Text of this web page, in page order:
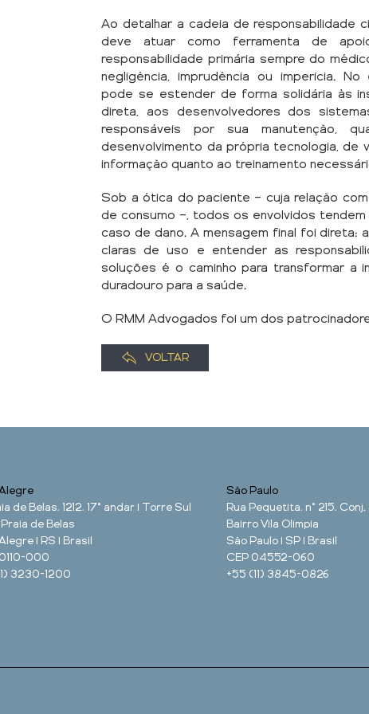
Ao detalhar a cadeia de responsabilidade
deve atuar como ferramenta de
responsabilidade primária sempre do
negligência, imprudência ou imperícia.
pode se estender de forma solidária às
direta, aos desenvolvedores dos
responsáveis por sua manutenção,
desenvolvimento da própria tecnologia, de
informação quanto ao treinamento
Sob a ótica do paciente — cuja relação
de consumo —, todos os envolvidos
caso de dano. A mensagem final foi direta:
claras de uso e entender as
soluções é o caminho para transformar a
duradouro para a saúde.
O RMM Advogados foi um dos
VOLTAR
de Belas, 1212, 17° andar | Torre Sul
de Belas
| RS | Brasil
000
3230-1200
São Paulo
Rua Pequetita, n° 215,
Bairro Vila Olimpia
São Paulo | SP | Brasil
CEP 04552-060
+55 (11) 3845-0826